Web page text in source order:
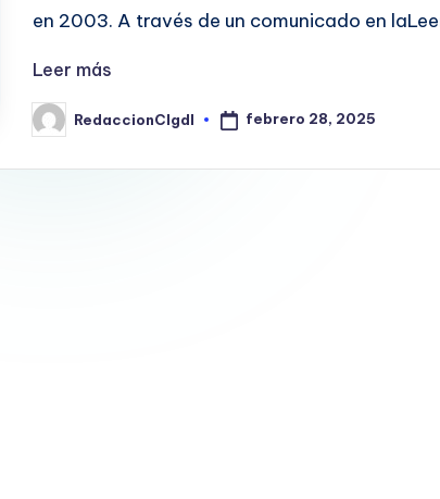
en 2003. A través de un comunicado en
Leer más
Publicado
por
RedaccionCIgdl febrero 28, 2025